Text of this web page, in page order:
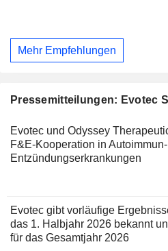
Mehr Empfehlungen
Pressemitteilungen: Evotec
Evotec und Odyssey
F&E-Kooperation in
Entzündungserkrankungen
Evotec gibt vorläufige
das 1. Halbjahr 2026 bekannt
für das Gesamtjahr 2026